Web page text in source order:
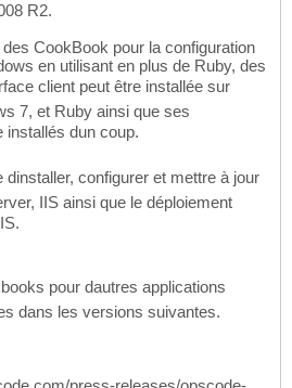
R2.
CookBook pour la configuration
en utilisant en plus de Ruby, des
client peut être installée sur
7, et Ruby ainsi que ses
dun coup.
configurer et mettre à jour
IIS ainsi que le déploiement
pour dautres applications
dans les versions suivantes.